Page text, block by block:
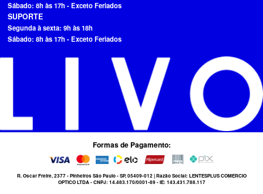
Sábado: 8h às 17h - Exceto Feriados
SUPORTE
Segunda à sexta: 9h às 18h
Sábado: 8h às 17h - Exceto Feriados
Formas de Pagamento:
R. Oscar Freire, 2377 - Pinheiros São Paulo - SP, 05409-012 | Razão Social: LENTESPLUS COMERCIO
OPTICO LTDA - CNPJ: 14.483.170/0001-89 - IE: 143.431.788.117